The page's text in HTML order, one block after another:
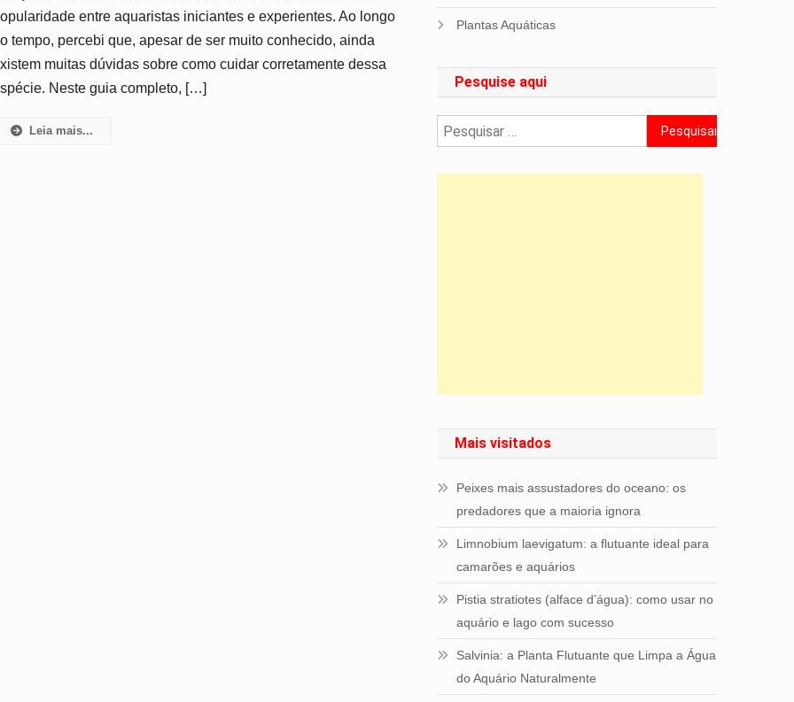
Completo
Para
Criar,
Cuidar
entre aquaristas iniciantes e experientes. Ao longo
tempo, percebi que, apesar de ser muito conhecido, ainda
muitas dúvidas sobre como cuidar corretamente dessa
Neste guia completo, […]
Leia mais...
Plantas Aquáticas
Pesquise aqui
Pesquisar
por:
Mais visitados
Peixes mais assustadores do oceano: os
predadores que a maioria ignora
Limnobium laevigatum: a flutuante ideal para
camarões e aquários
Pistia stratiotes (alface d’água): como usar no
aquário e lago com sucesso
Salvinia: a Planta Flutuante que Limpa a Água
do Aquário Naturalmente